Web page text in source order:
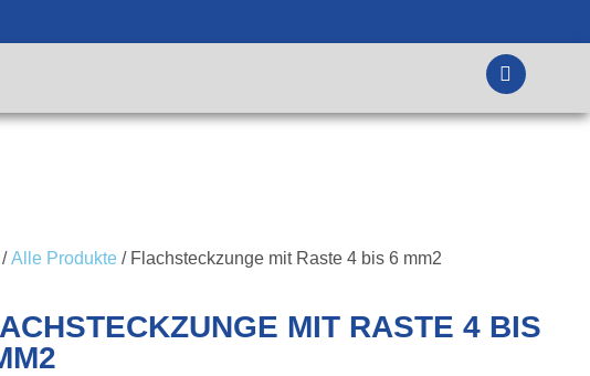
Alle Produkte / Flachsteckzunge mit Raste 4 bis 6 mm2
MIT RASTE 4 BIS